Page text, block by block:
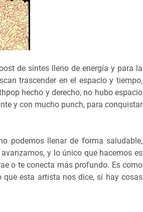
de sintes lleno de energía y para la
trascender en el espacio y tiempo,
hecho y derecho, no hubo espacio
y con mucho punch, para conquistar
podemos llenar de forma saludable,
y lo único que hacemos es
o te conecta más profundo. Es como
esta artista nos dice, si hay cosas